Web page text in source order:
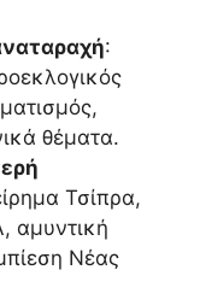
:
θέματα.
Τσίπρα,
αμυντική
Νέας